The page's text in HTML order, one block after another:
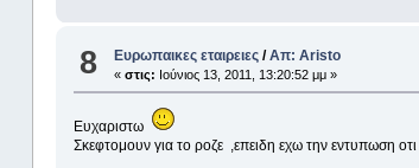
8 Ευρωπαικες εταιρειες /Απ: Aristo
«στις: Ιούνιος 13, 2011, 13:20:52 μμ »
Ευχαριστω
Σκεφτομουν για το ροζε ,επειδη εχω την εντυπωση οτι